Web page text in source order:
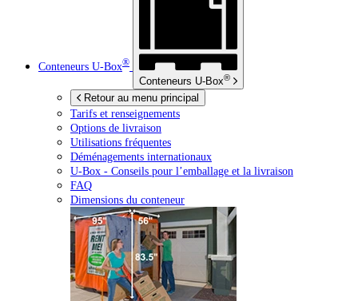
Conteneurs U-Box®
Conteneurs U-Box®
Retour au menu principal
Tarifs et renseignements
Options de livraison
Utilisations fréquentes
Déménagements internationaux
U-Box - Conseils pour l’emballage et la livraison
FAQ
Dimensions du conteneur